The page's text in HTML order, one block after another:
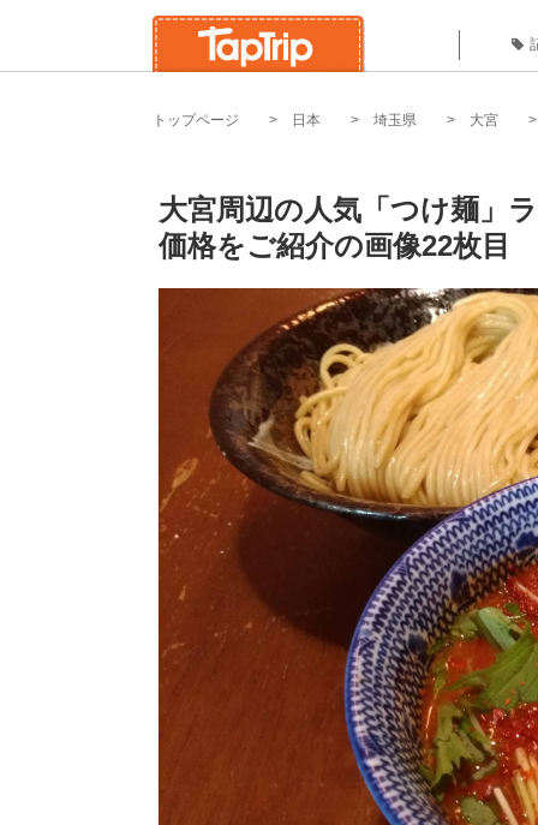
トップページ 日本 埼玉県 大宮
大宮周辺の人気「つけ麺」
価格をご紹介の画像22枚目